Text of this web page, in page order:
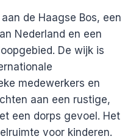
de Haagse Bos, een
Nederland en een
De wijk is
medewerkers en
aan een rustige,
een dorps gevoel. Het
voor kinderen.